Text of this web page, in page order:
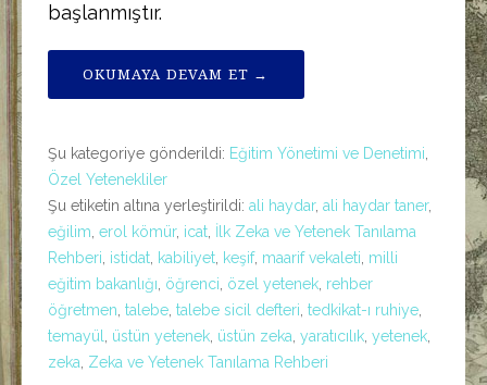
başlanmıştır.
OKUMAYA DEVAM ET →
Şu kategoriye gönderildi: Eğitim Yönetimi ve Denetimi
Özel Yetenekliler
Şu etiketin altına yerleştirildi: ali haydar, ali haydar taner,
eğilim erol kömür, icat İlk Zeka ve Yetenek Tanılama
Rehberi istidat kabiliyet keşif, maarif vekaleti milli
eğitim bakanlığı öğrenci özel yetenek rehber
öğretmen talebe talebe sicil defteri tedkikat-ı ruhiye
temayül
üstün yetenek üstün zeka yaratıcılık yetenek
zeka Zeka ve Yetenek Tanılama Rehberi